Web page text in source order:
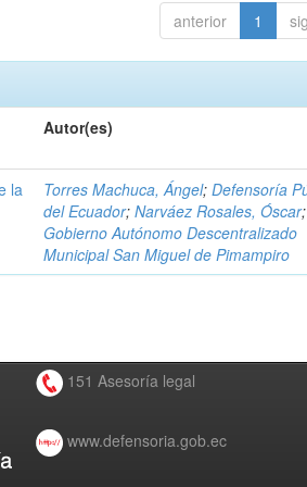
anterior 1
Autor(es)
la
Torres Machuca, Ángel;Defensoría
del Ecuador;Narváez Rosales, Óscar;
Gobierno Autónomo Descentralizado
Municipal San Miguel de Pimampiro
151 Asesoría legal
www.defensoria.gob.ec